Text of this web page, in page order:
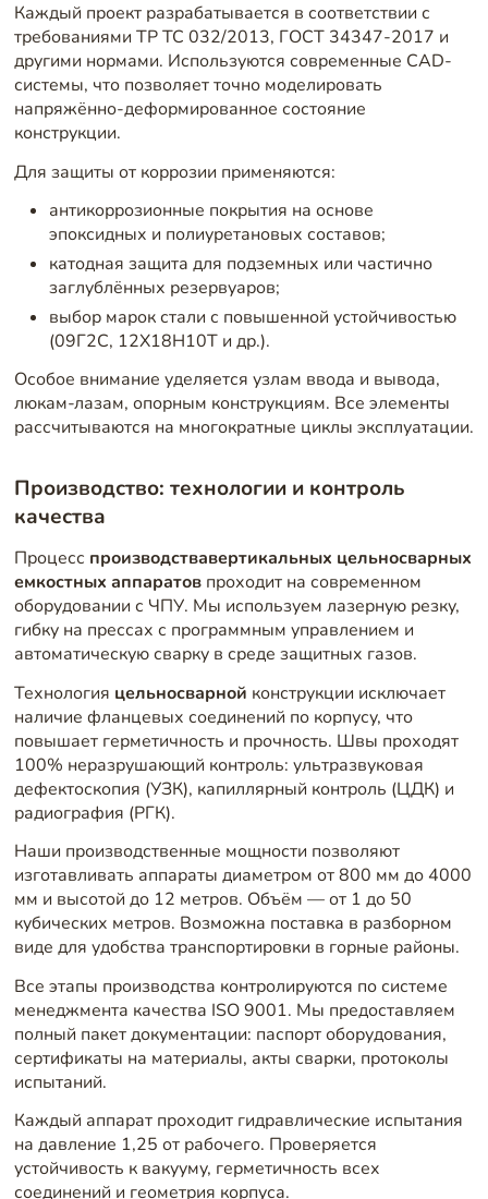
Каждый проект разрабатывается в соответствии с
требованиями ТР ТС 032/2013, ГОСТ 34347-2017 и
другими нормами. Используются современные CAD-
системы, что позволяет точно моделировать
напряжённо-деформированное состояние
конструкции.
Для защиты от коррозии применяются:
антикоррозионные покрытия на основе
эпоксидных и полиуретановых составов;
катодная защита для подземных или частично
заглублённых резервуаров;
выбор марок стали с повышенной устойчивостью
(09Г2С, 12Х18Н10Т и др.).
Особое внимание уделяется узлам ввода и вывода,
люкам-лазам, опорным конструкциям. Все элементы
рассчитываются на многократные циклы эксплуатации.
Производство: технологии и контроль
качества
Процесс производствавертикальных цельносварных
емкостных аппаратовпроходит на современном
оборудовании с ЧПУ. Мы используем лазерную резку,
гибку на прессах с программным управлением и
автоматическую сварку в среде защитных газов.
Технология цельносварной конструкции исключает
наличие фланцевых соединений по корпусу, что
повышает герметичность и прочность. Швы проходят
100% неразрушающий контроль: ультразвуковая
дефектоскопия (УЗК), капиллярный контроль (ЦДК) и
радиография (РГК).
Наши производственные мощности позволяют
изготавливать аппараты диаметром от 800 мм до 4000
мм и высотой до 12 метров. Объём — от 1 до 50
кубических метров. Возможна поставка в разборном
виде для удобства транспортировки в горные районы.
Все этапы производства контролируются по системе
менеджмента качества ISO 9001. Мы предоставляем
полный пакет документации: паспорт оборудования,
сертификаты на материалы, акты сварки, протоколы
испытаний.
Каждый аппарат проходит гидравлические испытания
на давление 1,25 от рабочего. Проверяется
устойчивость к вакууму, герметичность всех
соединений и геометрия корпуса.